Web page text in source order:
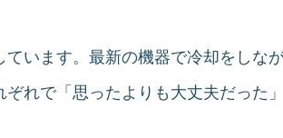
います。最新の機器で冷却をしな
れで「思ったよりも大丈夫だった